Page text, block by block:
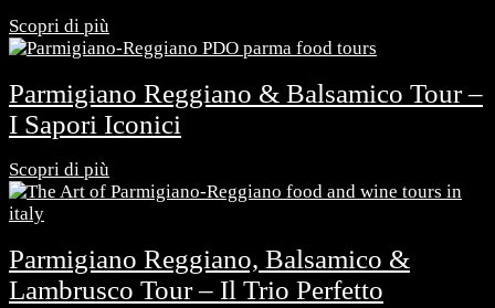
Scopri di più
Parmigiano Reggiano & Balsamico Tour –
I Sapori Iconici
Scopri di più
Parmigiano Reggiano, Balsamico &
Lambrusco Tour – Il Trio Perfetto